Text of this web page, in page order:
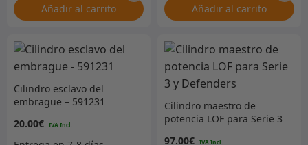
Añadir al carrito Añadir al carrito
Cilindro esclavo del
embrague – 591231
20.00€
Cilindro maestro de
potencia LOF para Serie 3
97.00€